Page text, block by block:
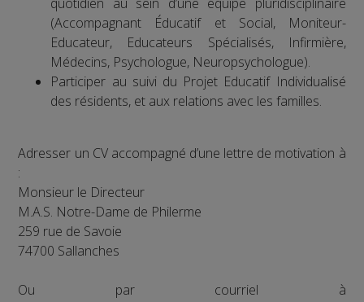
(Accompagnant Éducatif et Social, Moniteur-
Educateur, Educateurs Spécialisés, Infirmière,
Médecins, Psychologue, Neuropsychologue).
Participer au suivi du Projet Educatif Individualisé
des résidents, et aux relations avec les familles.
Adresser un CV accompagné d’une lettre de motivation à
:
Monsieur le Directeur
M.A.S. Notre-Dame de Philerme
259 rue de Savoie
74700 Sallanches
Ou par courriel à